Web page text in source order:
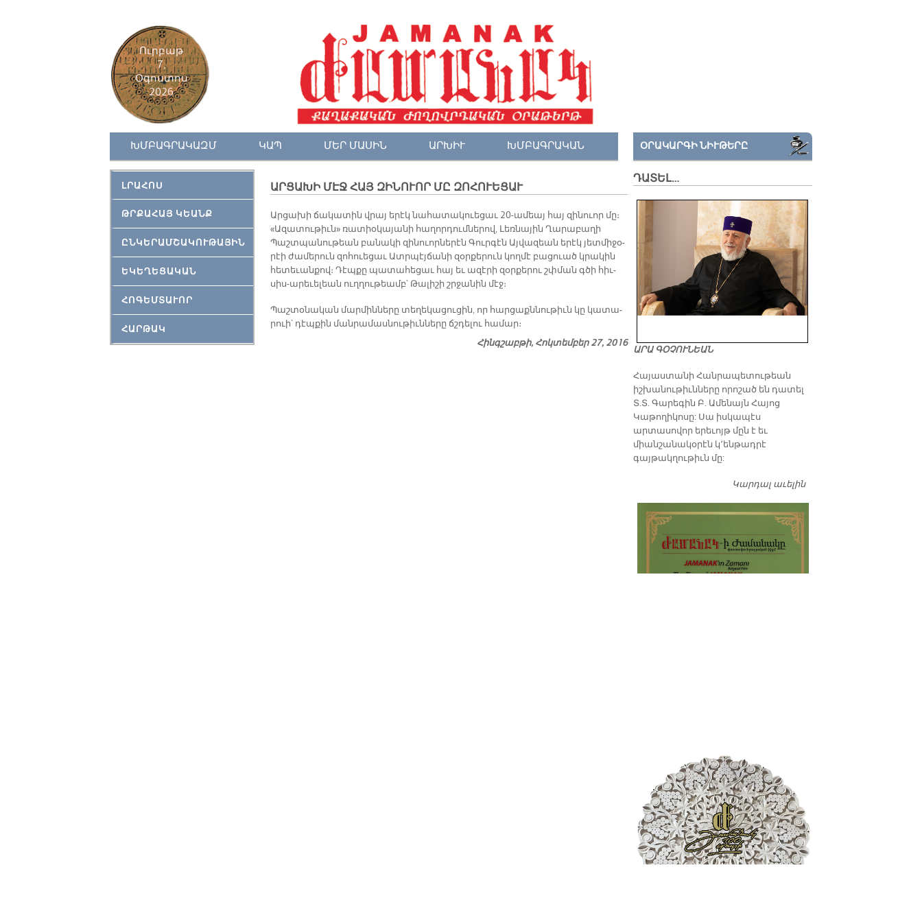
Ուրբաթ
7,
Օգոստոս
2026
ԽՄԲԱԳՐԱԿԱԶՄ ԿԱՊ ՄԵՐ ՄԱՍԻՆ ԱՐԽԻՒ ԽՄԲԱԳՐԱԿԱՆ
ԼՐԱՀՈՍ
ԹՐՔԱՀԱՅ ԿԵԱՆՔ
ԸՆԿԵՐԱՄՇԱԿՈՒԹԱՅԻՆ
ԵԿԵՂԵՑԱԿԱՆ
ՀՈԳԵՄՏԱՒՈՐ
ՀԱՐԹԱԿ
ԱՐՑԱԽԻ ՄԷՋ ՀԱՅ ԶԻՆՈՒՈՐ ՄԸ ԶՈՀՈՒԵՑԱՒ
Ար­ցա­խի ճա­կա­տին վրայ ե­րէկ նա­հա­տա­կուե­ցաւ 20-ա­մեայ հայ զի­նուոր մը։
«Ա­զա­տու­թիւն» ռա­տիօ­կա­յա­նի հա­ղոր­դում­նե­րով, Լեռ­նա­յին Ղա­րա­բա­ղի
Պաշտ­պա­նու­թեան բա­նա­կի զի­նուոր­նե­րէն Գուր­գէն Այ­վա­զեան ե­րէկ յետ­մի­ջօ­
րէի ժա­մե­րուն զո­հուե­ցաւ Ատրպէյ­ճա­նի զօր­քե­րուն կող­մէ բա­ցուած կրա­կին
հե­տե­ւան­քով։ Դէպ­քը պա­տա­հե­ցաւ հայ եւ ա­զէ­րի զօր­քե­րու շփման գծի հիւ­
սիս-ա­րե­ւե­լեան ուղ­ղու­թեամբ՝ Թա­լի­շի շրջա­նին մէջ։
Պաշ­տօ­նա­կան մար­մին­նե­րը տե­ղե­կա­ցու­ցին, որ հար­ցաքն­նու­թիւն կը կա­տա­
րուի՝ դէպ­քին ման­րա­մաս­նու­թիւն­նե­րը ճշդե­լու հա­մար։
Հինգշաբթի, Հոկտեմբեր 27, 2016
ՕՐԱԿԱՐԳԻ ՆԻՒԹԵՐԸ
ԴԱՏԵԼ…
ԱՐԱ ԳՕՉՈՒՆԵԱՆ
​Հայաստանի Հանրապետութեան
իշխանութիւնները որոշած են դատել
Տ.Տ. Գարեգին Բ. Ամենայն Հայոց
Կաթողիկոսը: Սա իսկապէս
արտասովոր երեւոյթ մըն է եւ
միանշանակօրէն կ՚ենթադրէ
գայթակղութիւն մը:
Կարդալ աւելինԴատել…